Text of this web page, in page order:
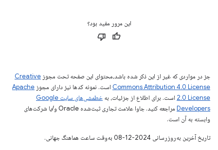
این مرور مفید بود؟
جز در مواردی که غیر از این ذکر شده باشد،‌محتوای این صفحه تحت مجوز Creative
Commons Attribution 4.0 License است. نمونه کدها نیز دارای مجوز Apache
2.0 License است. برای اطلاع از جزئیات، به
خطمشی‌های سایت Google
Developers‏
مراجعه کنید. جاوا علامت تجاری ثبت‌شده Oracle و/یا شرکت‌های
وابسته به آن است.
تاریخ آخرین به‌روزرسانی 2024-12-08 به‌وقت ساعت هماهنگ جهانی.